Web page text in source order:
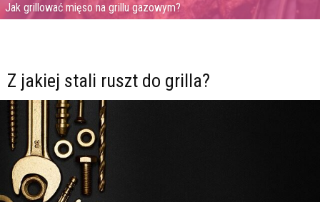
Jak grillować mięso na grillu gazowym?
Z jakiej stali ruszt do grilla?